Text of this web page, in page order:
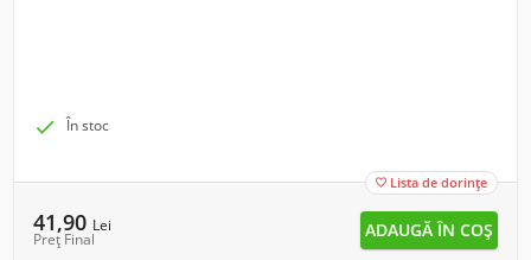
 În stoc
 Lista de dorințe
41,90 Lei
Preț Final